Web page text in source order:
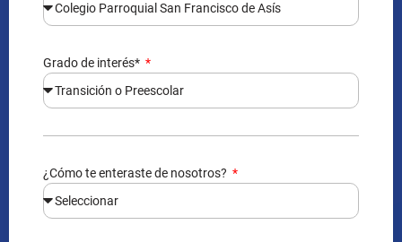
Grado de interés*
¿Cómo te enteraste de nosotros?